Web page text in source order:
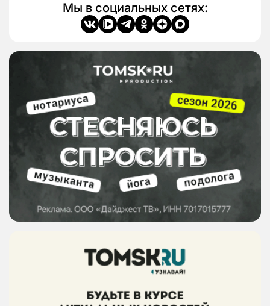
Мы в социальных сетях: